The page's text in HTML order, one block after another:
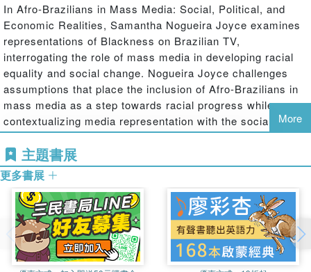
In Afro-Brazilians in Mass Media: Social, Political, and
Economic Realities, Samantha Nogueira Joyce examines
representations of Blackness on Brazilian TV,
interrogating the role of mass media in developing racial
equality and social change. Nogueira Joyce challenges
assumptions that place the inclusion of Afro-Brazilians in
mass media as a step towards racial progress while
contextualizing media representation with the social,
political, and economic realities of the Brazilian society at
large, thus linking media representations to progressive
gains and conservative backlashes in the Brazilian public
sphere. This book joins conversations with other works on
multiculturalism, Blackness, and whiteness within media
studies, critical race and ethnic studies, and Latin
American studies. This multilayered approach combines
textual analysis with studies of political and economic
systems and digital media activism to carefully unravel
More
主題書展
更多書展